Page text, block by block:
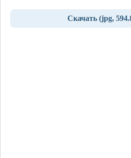
Скачать (jpg,